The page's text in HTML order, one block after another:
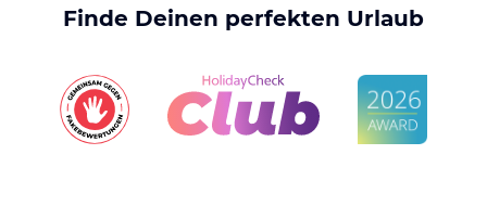
Finde Deinen perfekten Urlaub